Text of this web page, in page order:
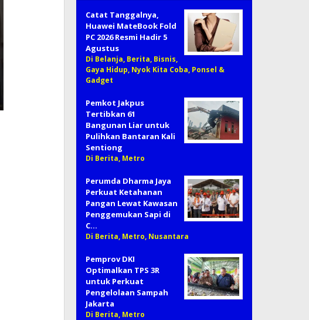
Catat Tanggalnya,
Huawei MateBook Fold
PC 2026 Resmi Hadir 5
Agustus
Di Belanja, Berita, Bisnis,
Gaya Hidup, Nyok Kita Coba, Ponsel &
Gadget
Pemkot Jakpus
Tertibkan 61
Bangunan Liar untuk
Pulihkan Bantaran Kali
Sentiong
Di Berita, Metro
Perumda Dharma Jaya
Perkuat Ketahanan
Pangan Lewat Kawasan
Penggemukan Sapi di
C…
Di Berita, Metro, Nusantara
Pemprov DKI
Optimalkan TPS 3R
untuk Perkuat
Pengelolaan Sampah
Jakarta
Di Berita, Metro